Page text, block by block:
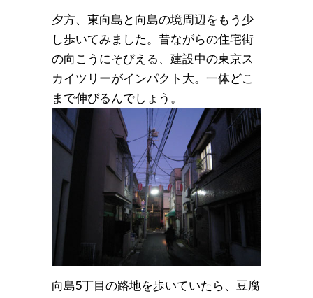
夕方、東向島と向島の境周辺をもう少
し歩いてみました。昔ながらの住宅街
の向こうにそびえる、建設中の東京ス
カイツリーがインパクト大。一体どこ
まで伸びるんでしょう。
向島5丁目の路地を歩いていたら、豆腐